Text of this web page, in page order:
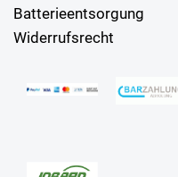
Batterieentsorgung
Widerrufsrecht